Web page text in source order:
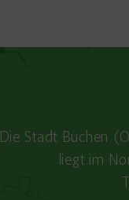
Die Stadt Buchen
liegt im